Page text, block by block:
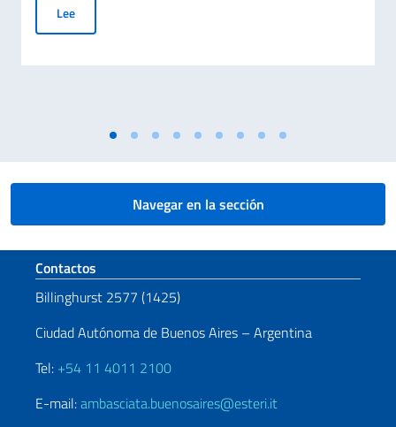
LeeDía Nacional del Sacrificio del Trabajo Italiano en el Mundo
Navegar en la sección
Sezione footer
Contactos
Billinghurst 2577 (1425)
Ciudad Autónoma de Buenos Aires – Argentina
Tel: +54 11 4011 2100
E-mail:ambasciata.buenosaires@esteri.it